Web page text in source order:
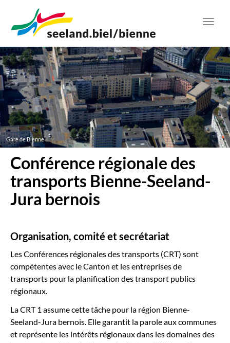
contenu
Toggle
Gare de Bienne
Conférence régionale des
transports Bienne-Seeland-
Jura bernois
Organisation, comité et secrétariat
Les Conférences régionales des transports (CRT) sont
compétentes avec le Canton et les entreprises de
transports pour la planification des transport publics
régionaux.
La CRT 1 assume cette tâche pour la région Bienne-
Seeland-Jura bernois. Elle garantit la parole aux communes
et représente les intérêts régionaux dans les domaines des